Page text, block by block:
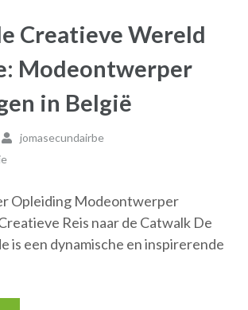
Creatieve Wereld
Modeontwerper
in België
jomasecundairbe
Opleiding Modeontwerper
Reis naar de Catwalk De
is een dynamische en inspirerende